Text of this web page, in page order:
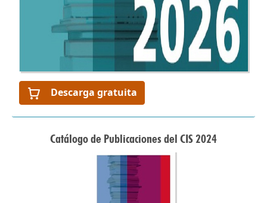
Descarga gratuita
Catálogo de Publicaciones del CIS 2024